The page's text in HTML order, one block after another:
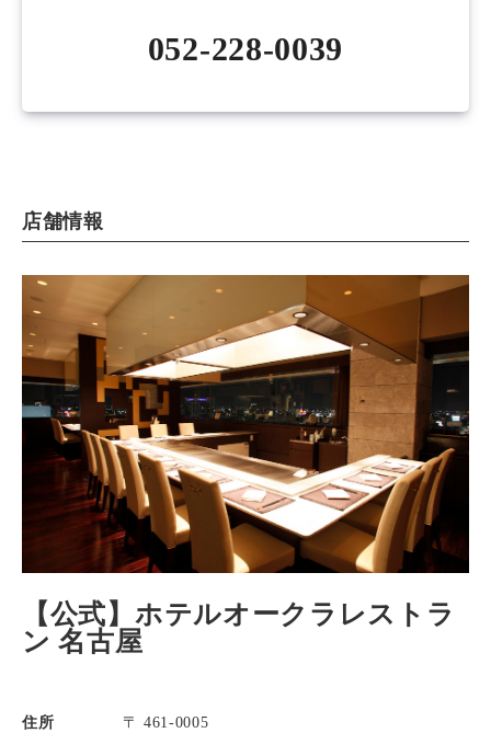
052-228-0039
店舗情報
【公式】ホテルオークラレストラ
ン 名古屋
住所
〒 461-0005